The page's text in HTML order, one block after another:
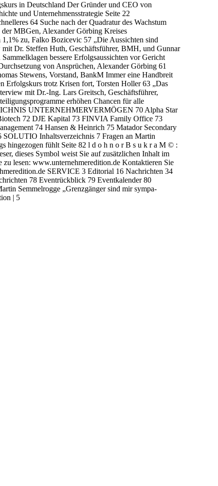
in Deutschland Der Gründer und CEO von
und Unternehmensstrategie Seite 22
64 Suche nach der Quadratur des Wachstum
MBGen, Alexander Görbing Kreises
zu, Falko Bozicevic 57 „Die Aussichten sind
Dr. Steffen Huth, Geschäftsführer, BMH, und Gunnar
bessere Erfolgsaussichten vor Gericht
von Ansprüchen, Alexander Görbing 61
Stewens, Vorstand, BankM Immer eine Handbreit
Erfolgskurs trotz Krisen fort, Torsten Holler 63 „Das
mit Dr.-Ing. Lars Greitsch, Geschäftsführer,
erhöhen Chancen für alle
UNTERNEHMERVERMÖGEN 70 Alpha Star
72 DJE Kapital 73 FINVIA Family Office 73
74 Hansen & Heinrich 75 Matador Secondary
Inhaltsverzeichnis 7 Fragen an Martin
hingezogen fühlt Seite 82 l d o h n o r B s u k r a M © :
dieses Symbol weist Sie auf zusätzlichen Inhalt im
lesen: www.unternehmeredition.de Kontaktieren Sie
SERVICE 3 Editorial 16 Nachrichten 34
78 Eventrückblick 79 Eventkalender 80
Semmelrogge „Grenzgänger sind mir sympa-
| 5